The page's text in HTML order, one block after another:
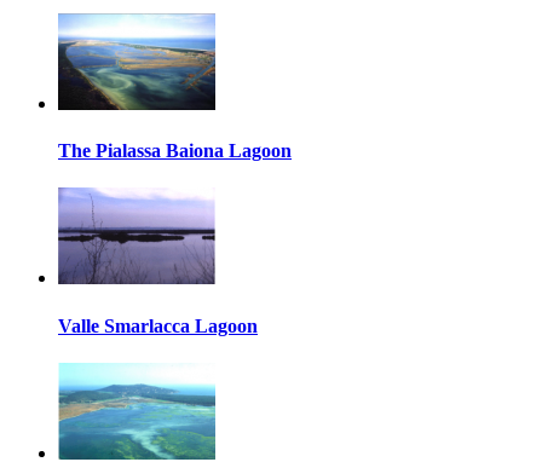
The Pialassa Baiona Lagoon
Valle Smarlacca Lagoon